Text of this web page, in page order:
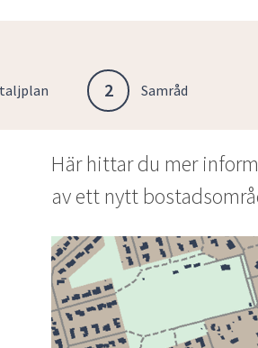
2 Samråd
Här hittar du mer
av ett nytt